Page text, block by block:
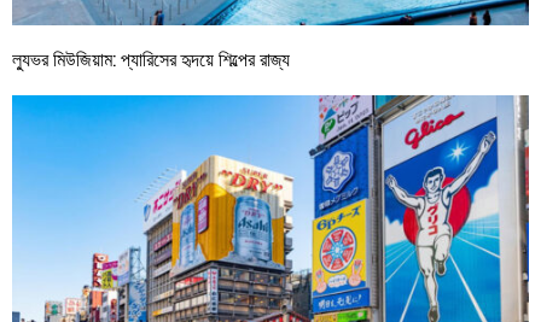
ল্যুভর মিউজিয়াম: প্যারিসের হৃদয়ে শিল্পের রাজ্য